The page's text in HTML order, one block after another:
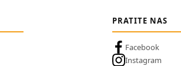
PRATITE NAS
Facebook
Instagram